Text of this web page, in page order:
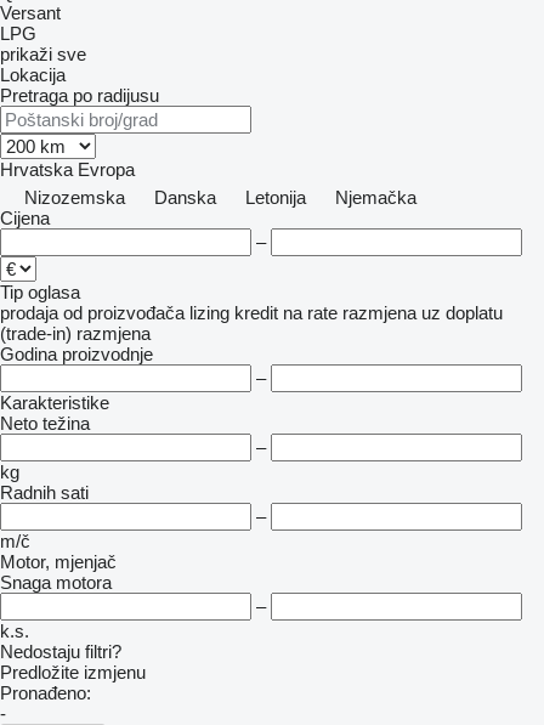
Versant
LPG
prikaži sve
Lokacija
Pretraga po radijusu
Hrvatska Evropa
Nizozemska
Danska Letonija
Njemačka
Cijena
–
Tip oglasa
prodaja od proizvođača lizing kredit na rate razmjena uz doplatu
(trade-in) razmjena
Godina proizvodnje
–
Karakteristike
Neto težina
–
kg
Radnih sati
–
m/č
Motor, mjenjač
Snaga motora
–
k.s.
Nedostaju filtri?
Predložite izmjenu
Pronađeno:
-